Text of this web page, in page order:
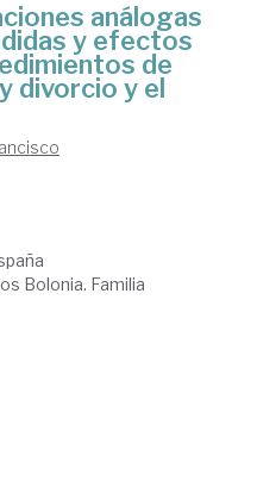
análogas
y efectos
de
divorcio y el
Bolonia. Familia